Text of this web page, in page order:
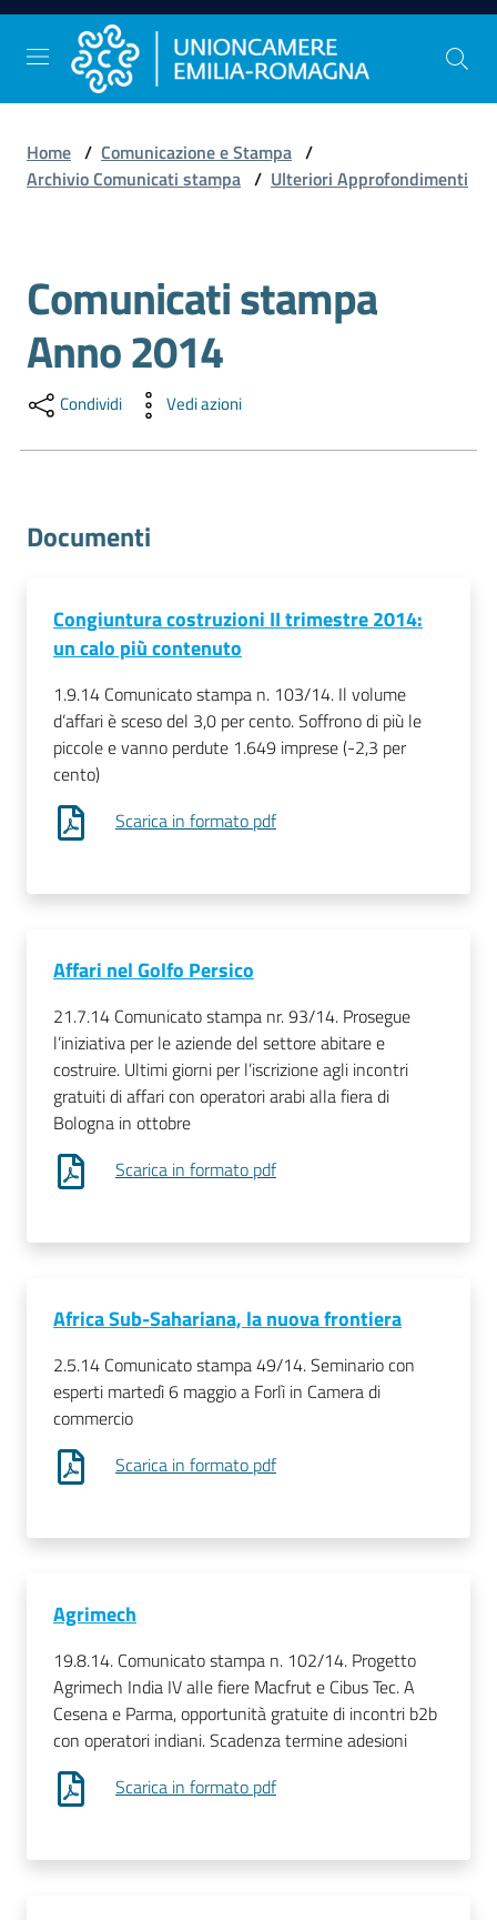
Vai al contenuto
Vai alla navigazione
Vai al footer
Comunicazione
Studi
e
Statistica
Innovazione
Internazionalizzazione
delle
Imprese
Chi
RSS
Seguici
Home / Comunicazione e Stampa /
Archivio Comunicati stampa / Ulteriori Approfondimenti
Salta al contenuto
Comunicati stampa
Anno 2014
Condividi Vedi azioni
Documenti
Congiuntura costruzioni II trimestre 2014:
un calo più contenuto
1.9.14 Comunicato stampa n. 103/14. Il volume
d’affari è sceso del 3,0 per cento. Soffrono di più le
piccole e vanno perdute 1.649 imprese (-2,3 per
cento)
Scarica in formato pdf
Affari nel Golfo Persico
21.7.14 Comunicato stampa nr. 93/14. Prosegue
l’iniziativa per le aziende del settore abitare e
costruire. Ultimi giorni per l’iscrizione agli incontri
gratuiti di affari con operatori arabi alla fiera di
Bologna in ottobre
Scarica in formato pdf
Africa Sub-Sahariana, la nuova frontiera
2.5.14 Comunicato stampa 49/14. Seminario con
esperti martedì 6 maggio a Forlì in Camera di
commercio
Scarica in formato pdf
Agrimech
19.8.14. Comunicato stampa n. 102/14. Progetto
Agrimech India IV alle fiere Macfrut e Cibus Tec. A
Cesena e Parma, opportunità gratuite di incontri b2b
con operatori indiani. Scadenza termine adesioni
Scarica in formato pdf